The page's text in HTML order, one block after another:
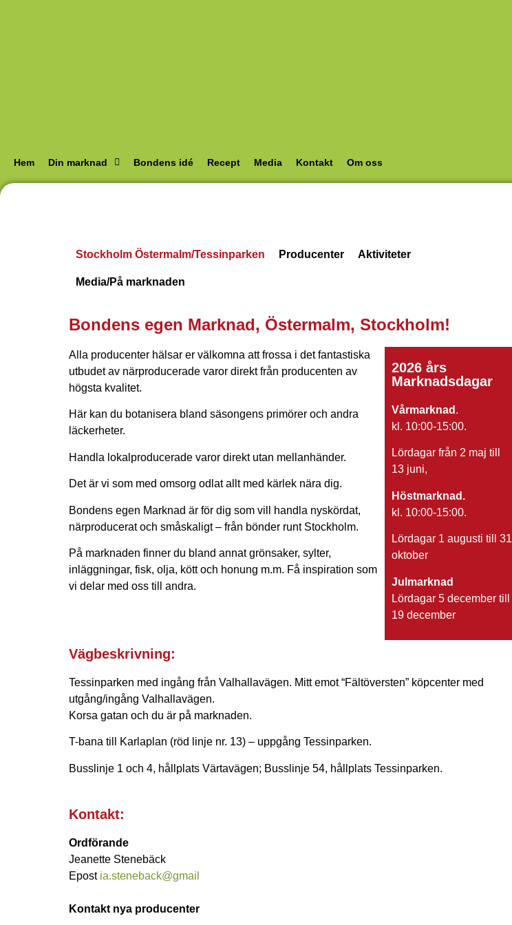
Hem Din marknad Bondens idé Recept Media Kontakt Om oss
Stockholm Östermalm/Tessinparken Producenter Aktiviteter
Media/På marknaden
Bondens egen Marknad, Östermalm, Stockholm!
Alla producenter hälsar er välkomna att frossa i det fantastiska
utbudet av närproducerade varor direkt från producenten av
högsta kvalitet.
Här kan du botanisera bland säsongens primörer och andra
läckerheter.
Handla lokalproducerade varor direkt utan mellanhänder.
Det är vi som med omsorg odlat allt med kärlek nära dig.
Bondens egen Marknad är för dig som vill handla nyskördat,
närproducerat och småskaligt – från bönder runt Stockholm.
På marknaden finner du bland annat grönsaker, sylter,
inläggningar, fisk, olja, kött och honung m.m. Få inspiration som
vi delar med oss till andra.
2026 års
Marknadsdagar
Vårmarknad .
kl. 10:00-15:00.
Lördagar från 2 maj till
13 juni,
Höstmarknad.
kl. 10:00-15:00.
Lördagar 1 augusti till 31
oktober
Julmarknad
Lördagar 5 december till
19 december
Vägbeskrivning:
Tessinparken med ingång från Valhallavägen. Mitt emot “Fältöversten” köpcenter med
utgång/ingång Valhallavägen.
Korsa gatan och du är på marknaden.
T-bana till Karlaplan (röd linje nr. 13) – uppgång Tessinparken.
Busslinje 1 och 4, hållplats Värtavägen; Busslinje 54, hållplats Tessinparken.
Kontakt:
Ordförande
Jeanette Stenebäck
Epost ia.steneback@gmail
Kontakt nya producenter